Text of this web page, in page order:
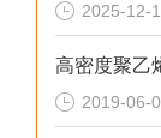
2025-12-
高密度聚
2019-06-